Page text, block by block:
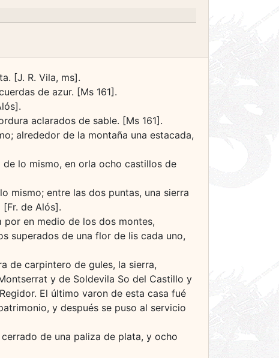
[J. R. Vila, ms].
de azur. [Ms 161].
aclarados de sable. [Ms 161].
alrededor de la montaña una estacada,
de lo mismo, en orla ocho castillos de
mismo; entre las dos puntas, una sierra
de Alós].
en medio de los dos montes,
superados de una flor de lis cada uno,
de carpintero de gules, la sierra,
y de Soldevila So del Castillo y
El último varon de esta casa fué
y después se puso al servicio
de una paliza de plata, y ocho